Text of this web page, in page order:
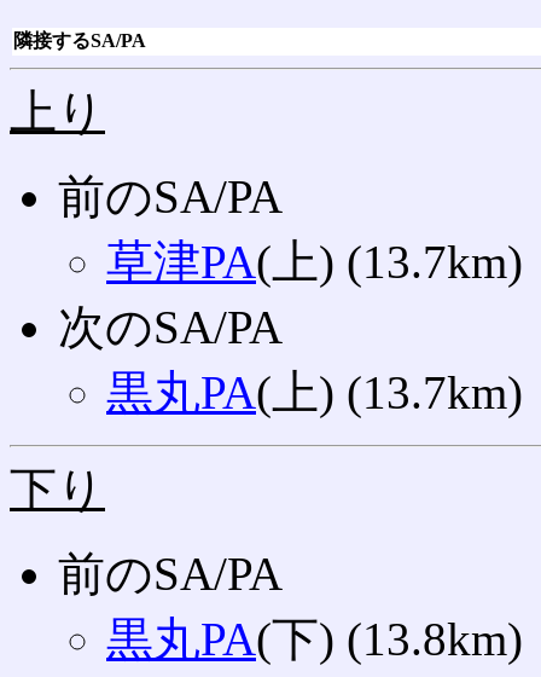
隣接するSA/PA
上り
前のSA/PA
草津PA(上) (13.7km)
次のSA/PA
黒丸PA(上) (13.7km)
下り
前のSA/PA
黒丸PA(下) (13.8km)